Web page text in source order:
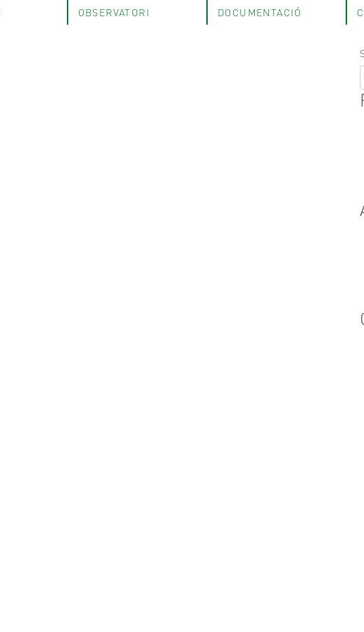
OBSERVATORI DOCUMENTACIÓ